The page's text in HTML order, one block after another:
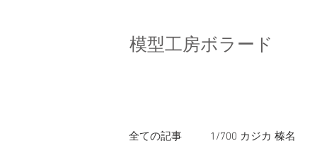
模型工房ボラード
全ての記事 1/700 カジカ 榛名